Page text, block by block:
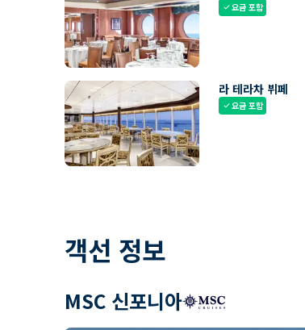
check요금 포함
라 테라차 뷔페
check요금 포함
객선 정보
MSC 신포니아